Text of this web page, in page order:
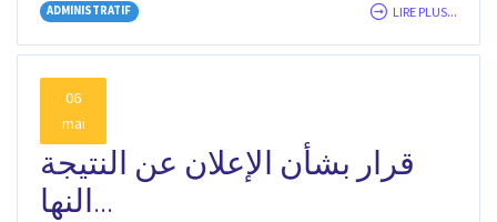
ADMINISTRATIF LIRE PLUS...
06
mai
قرار بشأن الإعلان عن النتيجة
النها...